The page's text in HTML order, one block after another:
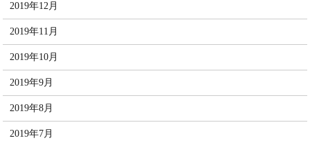
2019年12月
2019年11月
2019年10月
2019年9月
2019年8月
2019年7月